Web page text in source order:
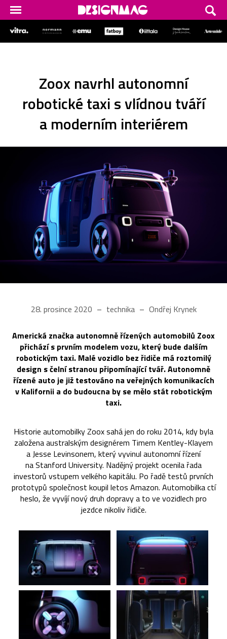
Zoox navrhl autonomní
robotické taxi s vlídnou tváří
a moderním interiérem
28. prosince 2020 technika Ondřej Krynek
Americká značka autonomně řízených automobilů Zoox
přichází s prvním modelem vozu, který bude dalším
robotickým taxi. Malé vozidlo bez řidiče má roztomilý
design s čelní stranou připomínající tvář. Autonomně
řízené auto je již testováno na veřejných komunikacích
v Kalifornii a do budoucna by se mělo stát robotickým
taxi.
Historie automobilky Zoox sahá jen do roku 2014, kdy byla
založena australským designérem Timem Kentley-Klayem
a Jesse Levinsonem, který vyvinul autonomní řízení
na Stanford University. Nadějný projekt ocenila řada
investorů vstupem velkého kapitálu. Po řadě testů prvních
prototypů společnost koupil letos Amazon. Automobilka ctí
heslo, že vyvíjí nový druh dopravy a to ve vozidlech pro
jezdce nikoliv řidiče.